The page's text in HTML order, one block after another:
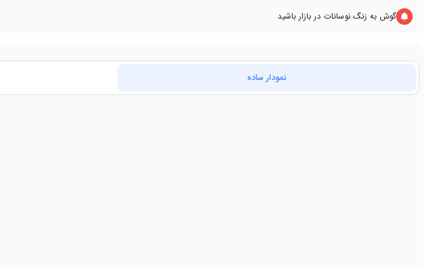
گوش به زنگ نوسانات در بازار باشید
نمودار ساده